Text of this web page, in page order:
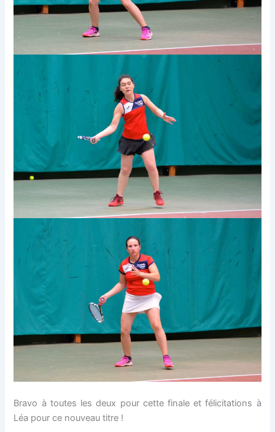
Bravo à toutes les deux pour cette finale et félicitations à
Léa pour ce nouveau titre !